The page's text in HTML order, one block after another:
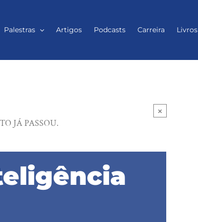
Palestras Artigos Podcasts Carreira Livros
×
JÁ PASSOU.